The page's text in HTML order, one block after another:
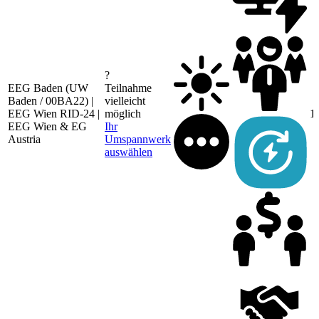
EEG Baden (UW
Baden / 00BA22) |
EEG Wien RID-24 |
EEG Wien & EG
Austria
?
Teilnahme
vielleicht
möglich
Ihr
Umspannwerk
auswählen